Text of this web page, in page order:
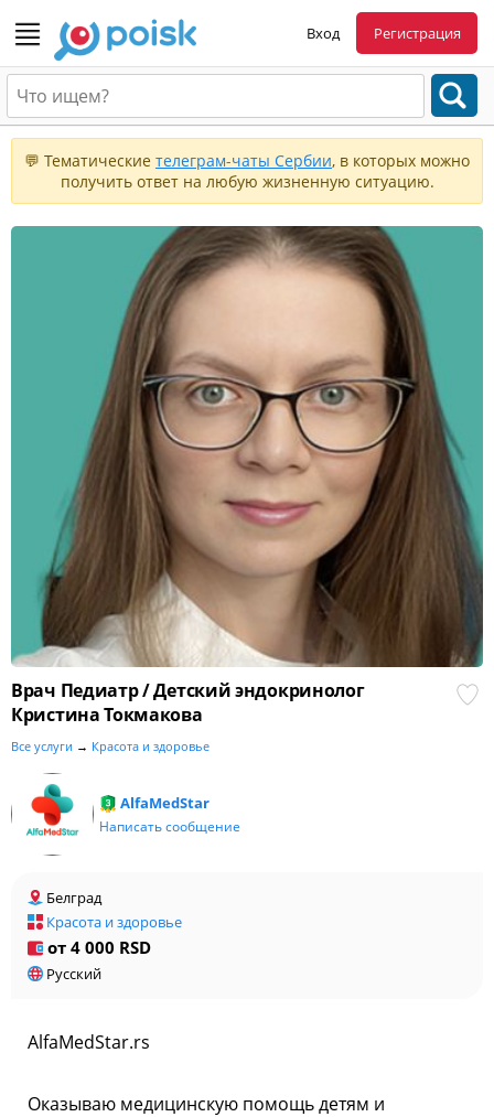
Вход Регистрация
💬 Тематические телеграм-чаты Сербии, в которых можно
получить ответ на любую жизненную ситуацию.
Врач Педиатр / Детский эндокринолог
Кристина Токмакова
Все услуги → Красота и здоровье
AlfaMedStar
Написать сообщение
Белград
Красота и здоровье
от 4 000 RSD
Русский
AlfaMedStar.rs
Оказываю медицинскую помощь детям и